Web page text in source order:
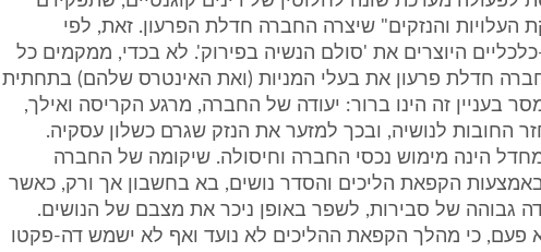
העלויות והנזקים" שיצרה החברה חדלת הפרעון. זאת, לפי
היוצרים את 'סולם הנשיה בפירוק'. לא בכדי, ממקמים כל
חדלת פרעון את בעלי המניות (ואת האינטרס שלהם) בתחתית
בעניין זה הינו ברור: יעודה של החברה, מרגע הקריסה ואילך,
החובות לנושיה, ובכך למזער את הנזק שגרם כשלון עסקיה.
הינה מימוש נכסי החברה וחיסולה. שיקומה של החברה
הקפאת הליכים והסדר נושים, בא בחשבון אך ורק, כאשר
גבוהה של סבירות, לשפר באופן ניכר את מצבם של הנושים.
פעם, כי מהלך הקפאת ההליכים לא נועד ואף לא ישמש דה-פקטו